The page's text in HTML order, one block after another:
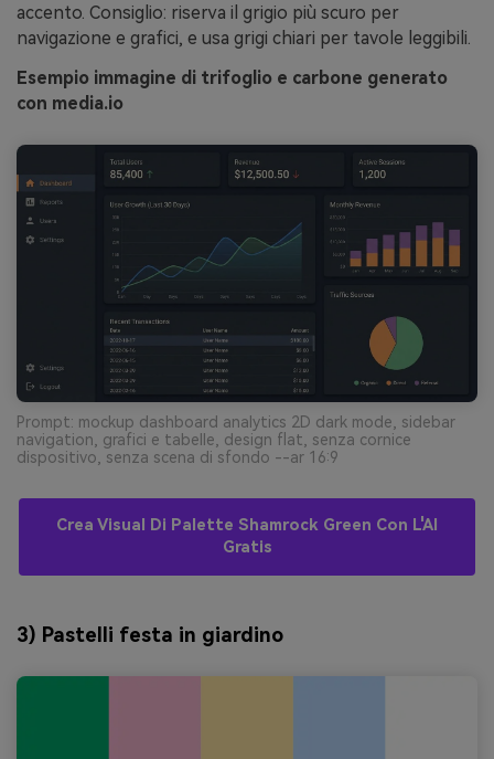
accento. Consiglio: riserva il grigio più scuro per
navigazione e grafici, e usa grigi chiari per tavole leggibili.
Esempio immagine di trifoglio e carbone generato
con media.io
Prompt: mockup dashboard analytics 2D dark mode, sidebar
navigation, grafici e tabelle, design flat, senza cornice
dispositivo, senza scena di sfondo --ar 16:9
Crea Visual Di Palette Shamrock Green Con L'AI
Gratis
3) Pastelli festa in giardino